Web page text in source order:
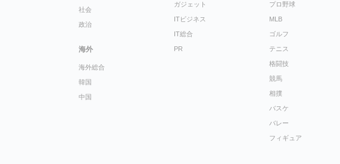
社会
政治
海外
海外総合
韓国
中国
ガジェット
ITビジネス
IT総合
PR
プロ野球
MLB
ゴルフ
テニス
格闘技
競馬
相撲
バスケ
バレー
フィギュア